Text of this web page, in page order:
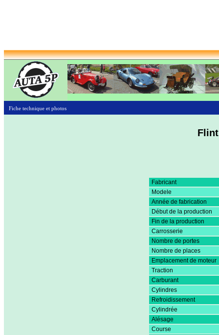
Fiche technique et photos
Fabricant
Modele
Année de fabrication
Début de la production
Fin de la production
Carrosserie
Nombre de portes
Nombre de places
Emplacement de moteur
Traction
Carburant
Cylindres
Refroidissement
Cylindrée
Alésage
Course